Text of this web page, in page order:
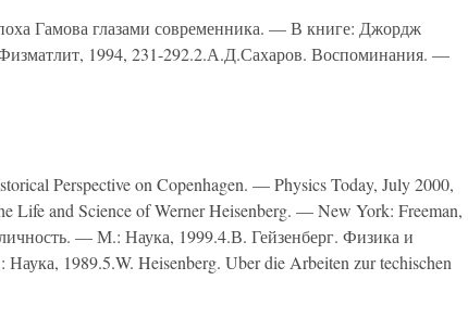
Гамова глазами современника. — В книге: Джордж
1994, 231-292.2.А.Д.Сахаров. Воспоминания. —
Perspective on Copenhagen. — Physics Today, July 2000,
Life and Science of Werner Heisenberg. — New York: Freeman,
— М.: Наука, 1999.4.В. Гейзенберг. Физика и
1989.5.W. Heisenberg. Uber die Arbeiten zur techischen